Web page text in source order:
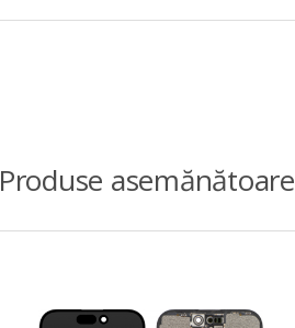
Produse asemănătoare